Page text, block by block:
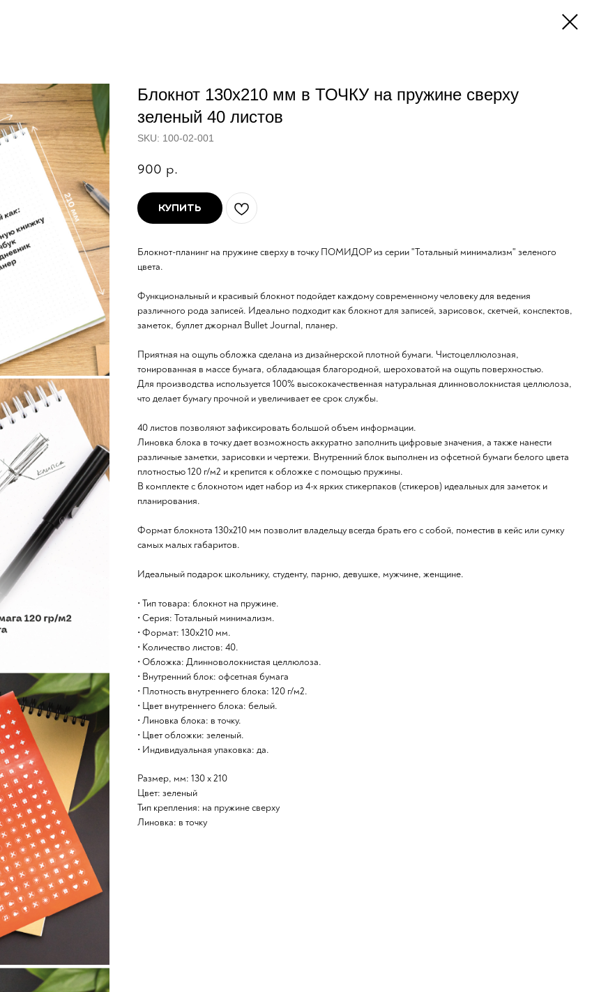
Блокнот 130х210 мм в ТОЧКУ на пружине сверху
зеленый 40 листов
SKU: 100-02-001
900 р.
Купить
Блокнот-планинг на пружине сверху в точку ПОМИДОР из серии "Тотальный минимализм" зеленого
цвета.
Функциональный и красивый блокнот подойдет каждому современному человеку для ведения
различного рода записей. Идеально подходит как блокнот для записей, зарисовок, скетчей, конспектов,
заметок, буллет джорнал Bullet Journal, планер.
Приятная на ощупь обложка сделана из дизайнерской плотной бумаги. Чистоцеллюлозная,
тонированная в массе бумага, обладающая благородной, шероховатой на ощупь поверхностью.
Для производства используется 100% высококачественная натуральная длинноволокнистая целлюлоза,
что делает бумагу прочной и увеличивает ее срок службы.
40 листов позволяют зафиксировать большой объем информации.
Линовка блока в точку дает возможность аккуратно заполнить цифровые значения, а также нанести
различные заметки, зарисовки и чертежи. Внутренний блок выполнен из офсетной бумаги белого цвета
плотностью 120 г/м2 и крепится к обложке с помощью пружины.
В комплекте с блокнотом идет набор из 4-х ярких стикерпаков (стикеров) идеальных для заметок и
планирования.
Формат блокнота 130х210 мм позволит владельцу всегда брать его с собой, поместив в кейс или сумку
самых малых габаритов.
Идеальный подарок школьнику, студенту, парню, девушке, мужчине, женщине.
• Тип товара: блокнот на пружине.
• Серия: Тотальный минимализм.
• Формат: 130х210 мм.
• Количество листов: 40.
• Обложка: Длинноволокнистая целлюлоза.
• Внутренний блок: офсетная бумага
• Плотность внутреннего блока: 120 г/м2.
• Цвет внутреннего блока: белый.
• Линовка блока: в точку.
• Цвет обложки: зеленый.
• Индивидуальная упаковка: да.
Размер, мм: 130 х 210
Цвет: зеленый
Тип крепления: на пружине сверху
Линовка: в точку